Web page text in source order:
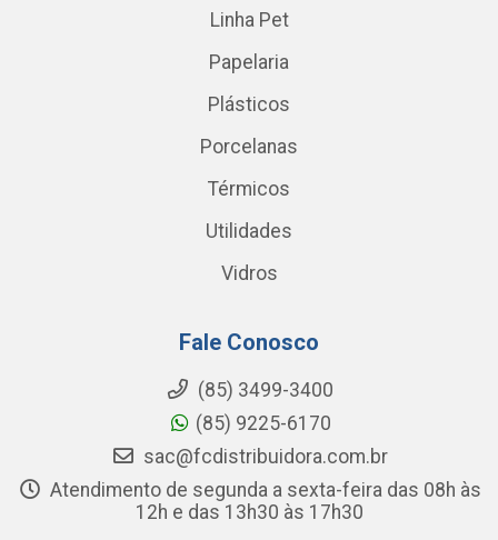
Linha Pet
Papelaria
Plásticos
Porcelanas
Térmicos
Utilidades
Vidros
Fale Conosco
(85) 3499-3400
(85) 9225-6170
sac@fcdistribuidora.com.br
Atendimento de segunda a sexta-feira das 08h às
12h e das 13h30 às 17h30